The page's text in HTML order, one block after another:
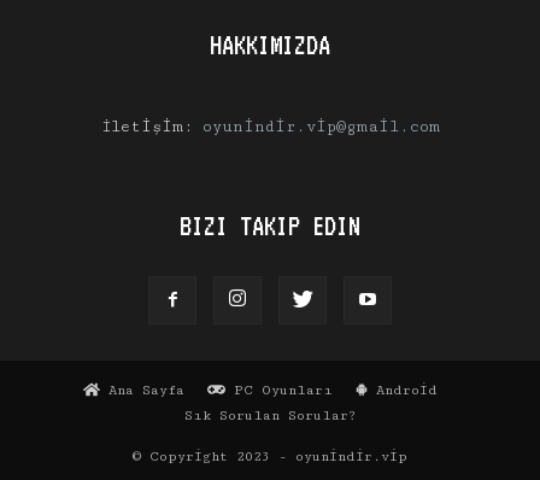
HAKKIMIZDA
İletişim: oyunindir.vip@gmail.com
BIZI TAKIP EDIN
Ana Sayfa PC Oyunları
Android
Sık Sorulan Sorular?
© Copyright 2023 - oyunindir.vip